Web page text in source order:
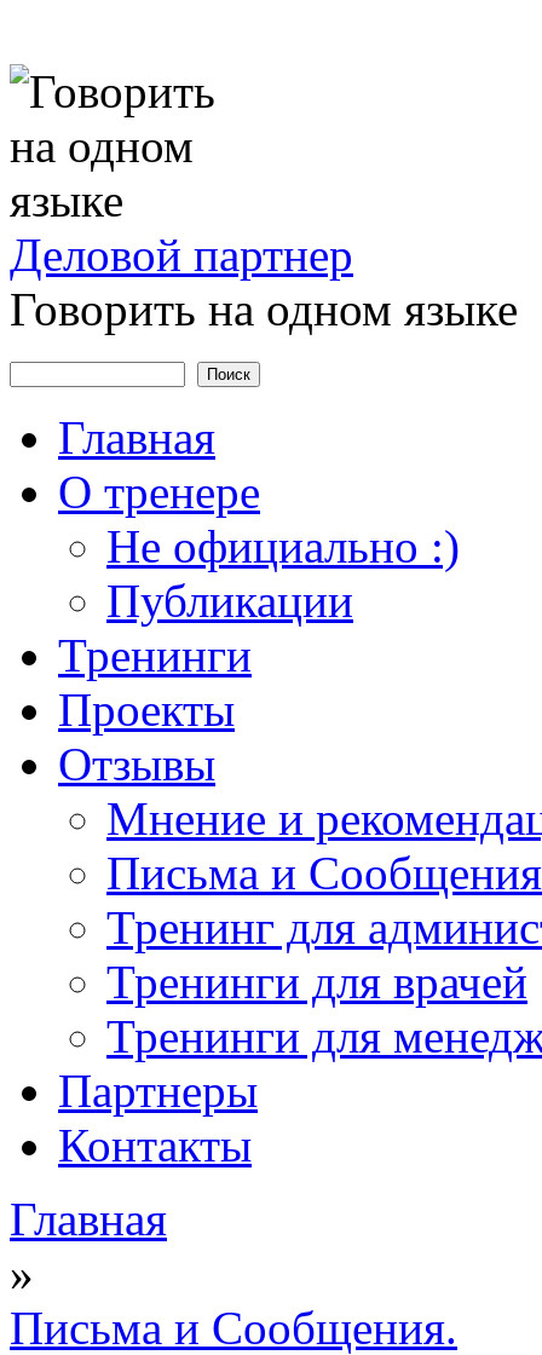
Деловой партнер
Говорить на одном языке
Форма поиска
Главная
О тренере
Не официально :)
Публикации
Тренинги
Проекты
Отзывы
Мнение и
Письма и Сообщения
Тренинг для
Тренинги для врачей
Тренинги для
Партнеры
Контакты
Вы здесь
Главная
»
Письма и Сообщения.